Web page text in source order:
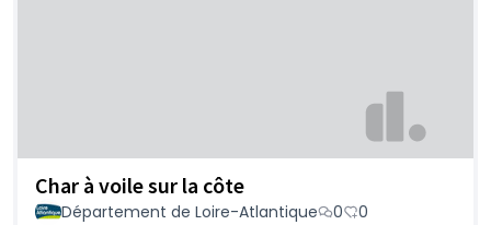
Char à voile sur la côte
Département de Loire-Atlantique 0 0